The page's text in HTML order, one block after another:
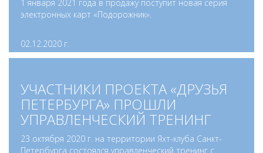
1 января 2021 года в продажу поступит новая серия
электронных карт «Подорожник».
02.12.2020 г.
УЧАСТНИКИ ПРОЕКТА «ДРУЗЬЯ
ПЕТЕРБУРГА» ПРОШЛИ
УПРАВЛЕНЧЕСКИЙ ТРЕНИНГ
23 октября 2020 г. на территории Яхт-клуба Санкт-
Петербурга состоялся управленческий тренинг с